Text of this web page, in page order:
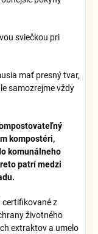
sviečkou pri
mať presný tvar,
samozrejme vždy
kompostéri,
komunálneho
patrí medzi
certifikované z
životného
extraktov a umelo